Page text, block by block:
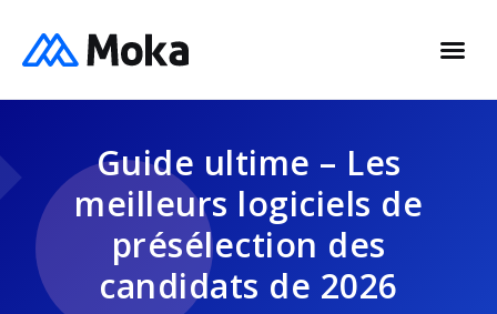
Guide ultime – Les
meilleurs logiciels de
présélection des
candidats de 2026